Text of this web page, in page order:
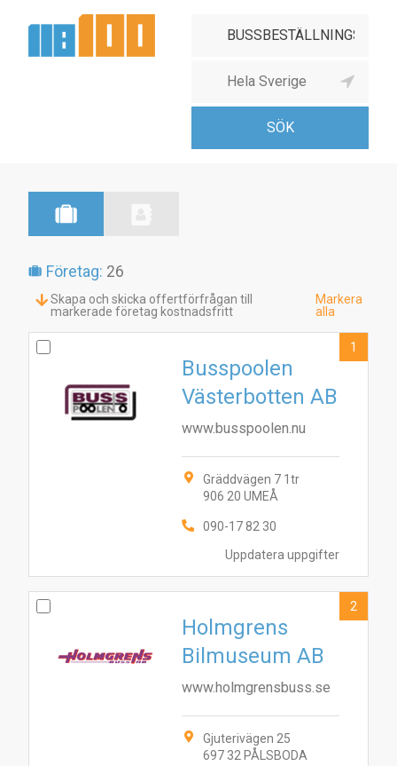
Företag: 26
Skapa och skicka offertförfrågan till
markerade företag kostnadsfritt
Markera
alla
Uppdatera uppgifter
Busspoolen
Västerbotten AB
www.busspoolen.nu
Gräddvägen 7 1tr
906 20 UMEÅ
090-17 82 30
1
Holmgrens
Bilmuseum AB
www.holmgrensbuss.se
Gjuterivägen 25
697 32 PÅLSBODA
2